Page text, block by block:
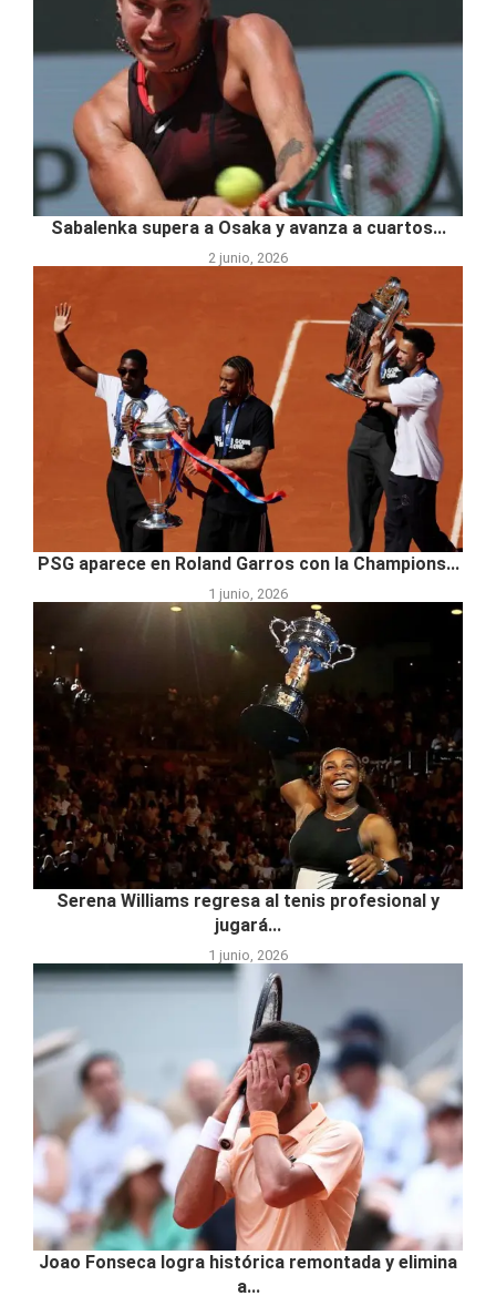
Sabalenka supera a Osaka y avanza a cuartos...
2 junio, 2026
PSG aparece en Roland Garros con la Champions...
1 junio, 2026
Serena Williams regresa al tenis profesional y
jugará...
1 junio, 2026
Joao Fonseca logra histórica remontada y elimina
a...